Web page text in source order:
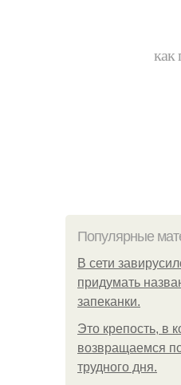
как
Популярные
В сети
придумать
запеканки.
Это крепость, в
возвращаемся
трудного дня.